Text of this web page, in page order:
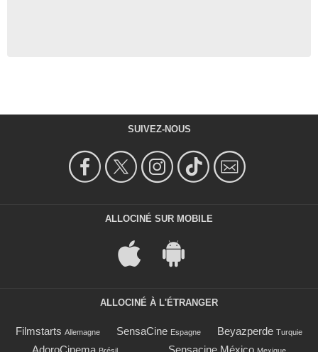
SUIVEZ-NOUS
ALLOCINÉ SUR MOBILE
ALLOCINÉ À L'ÉTRANGER
Filmstarts Allemagne SensaCine Espagne Beyazperde Turquie
AdoroCinema Sensacine México